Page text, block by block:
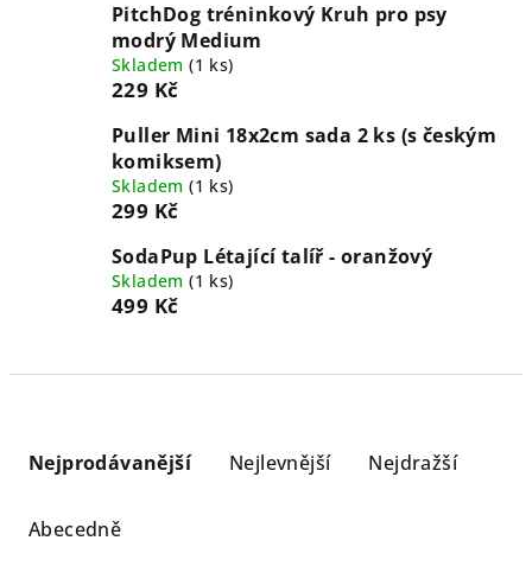
PitchDog tréninkový Kruh pro psy
modrý Medium
Skladem(1 ks)
229 Kč
Puller Mini 18x2cm sada 2 ks (s českým
komiksem)
Skladem(1 ks)
299 Kč
SodaPup Létající talíř - oranžový
Skladem(1 ks)
499 Kč
Nejprodávanější Nejlevnější Nejdražší
Abecedně